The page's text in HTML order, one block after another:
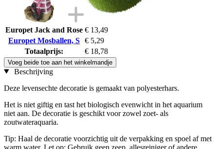
Europet Jack and Rose € 13,49
Europet Mosballen, S € 5,29
Totaalprijs:
€ 18,78
Voeg beide toe aan het winkelmandje
Beschrijving
Deze levensechte decoratie is gemaakt van polyesterhars.
Het is niet giftig en tast het biologisch evenwicht in het aquarium
niet aan. De decoratie is geschikt voor zowel zoet- als
zoutwateraquaria.
Tip: Haal de decoratie voorzichtig uit de verpakking en spoel af met
warm water. Let op: Gebruik geen zeep, allesreiniger of andere